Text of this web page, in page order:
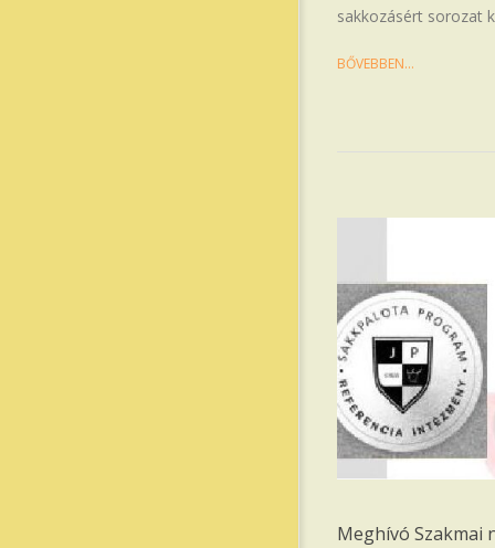
sakkozásért sorozat
BŐVEBBEN…
Meghívó Szakmai